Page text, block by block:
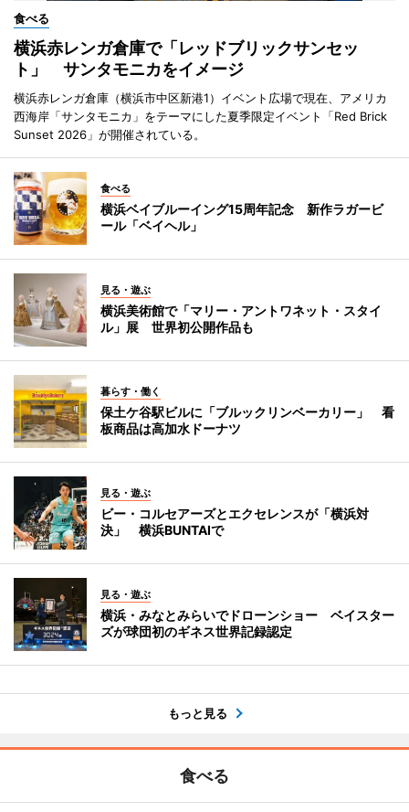
食べる
横浜赤レンガ倉庫で「レッドブリックサンセッ
ト」 サンタモニカをイメージ
横浜赤レンガ倉庫（横浜市中区新港1）イベント広場で現在、アメリカ
西海岸「サンタモニカ」をテーマにした夏季限定イベント「Red Brick
Sunset 2026」が開催されている。
食べる
横浜ベイブルーイング15周年記念 新作ラガービ
ール「ベイヘル」
見る・遊ぶ
横浜美術館で「マリー・アントワネット・スタイ
ル」展 世界初公開作品も
暮らす・働く
保土ケ谷駅ビルに「ブルックリンベーカリー」 看
板商品は高加水ドーナツ
見る・遊ぶ
ビー・コルセアーズとエクセレンスが「横浜対
決」 横浜BUNTAIで
見る・遊ぶ
横浜・みなとみらいでドローンショー ベイスター
ズが球団初のギネス世界記録認定
もっと見る
食べる